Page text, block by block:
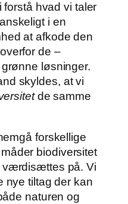
hvad vi taler
i en
at afkode den
de –
løsninger.
skyldes, at vi
de samme
forskellige
biodiversitet
værdisættes på. Vi
nye tiltag der kan
naturen og